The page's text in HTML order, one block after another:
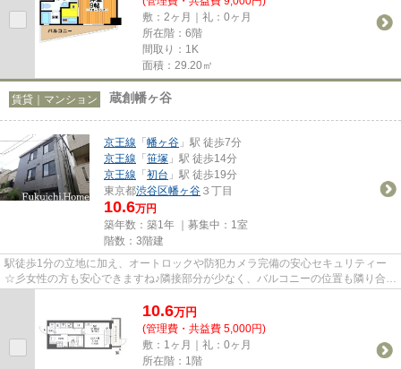
敷：2ヶ月｜礼：0ヶ月
所在階：6階
間取り：1K
面積：29.20㎡
賃貸｜マンション 蔵創幡ヶ谷
京王線 「幡ヶ谷 」駅 徒歩7分
京王線 「笹塚 」駅 徒歩14分
京王線 「初台 」駅 徒歩19分
東京都渋谷区幡ヶ谷 ３丁目
10.6万円
築年数：築1年 ｜募集中： 1室
階数：3階建
駅徒歩1分の立地に加え、オートロックや防犯カメラ完備の安心セキュリティー
☆彡女性の方も安心できますね♪隣接部分が少なく、バルコニーの位置も隣り合わ
ない造りはオーナー様の細かい...
10.6万円
(管理費・共益費 5,000円)
敷：1ヶ月｜礼：0ヶ月
所在階：1階